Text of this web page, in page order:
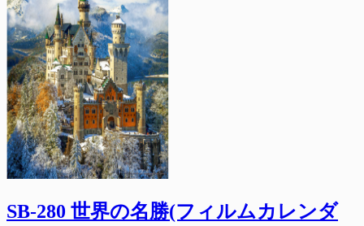
SB-280 世界の名勝(フィルムカレンダ